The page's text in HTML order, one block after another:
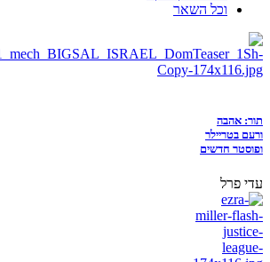
וכל השאר
תור: אהבה
ורעם בטריילר
ופוסטר חדשים
עדי פרל